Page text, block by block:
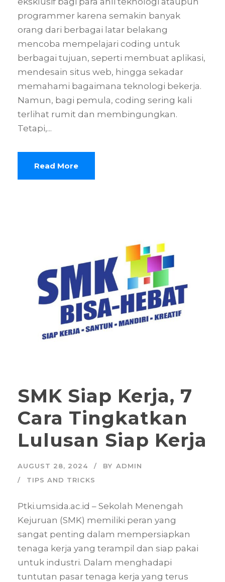
programmer karena semakin banyak
orang dari berbagai latar belakang
mencoba mempelajari coding untuk
berbagai tujuan, seperti membuat aplikasi,
mendesain situs web, hingga sekadar
memahami bagaimana teknologi bekerja.
Namun, bagi pemula, coding sering kali
terlihat rumit dan membingungkan.
Tetapi,...
Read More
SMK Siap Kerja, 7
Cara Tingkatkan
Lulusan Siap Kerja
AUGUST 28, 2024 BY ADMIN
TIPS AND TRICKS
Ptki.umsida.ac.id – Sekolah Menengah
Kejuruan (SMK) memiliki peran yang
sangat penting dalam mempersiapkan
tenaga kerja yang terampil dan siap pakai
untuk industri. Dalam menghadapi
tuntutan pasar tenaga kerja yang terus